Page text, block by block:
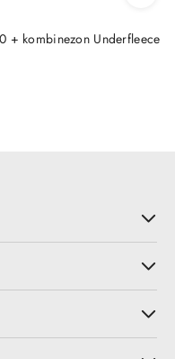
+ kombinezon Underfleece